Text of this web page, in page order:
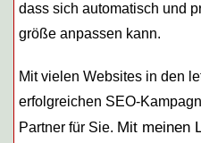
dass sich automatisch und
größe anpassen kann.
Mit vielen Websites in den
erfolgreichen SEO-
Partner für Sie. Mit meinen